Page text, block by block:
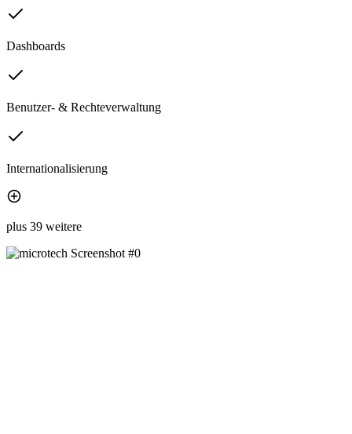
Dashboards
Benutzer- & Rechteverwaltung
Internationalisierung
plus 39 weitere